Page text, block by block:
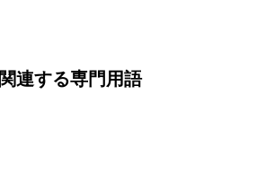
関連する専門用語